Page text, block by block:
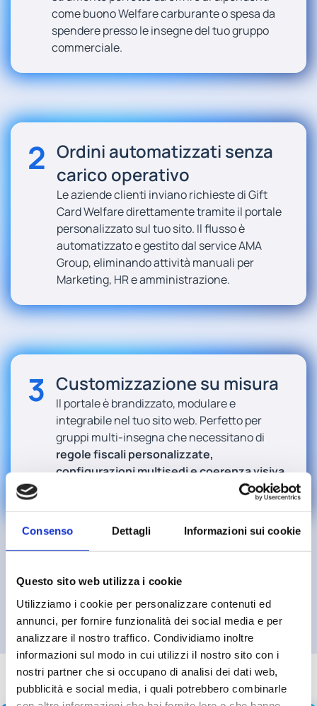
Consenso Dettagli Informazioni sui cookie
Questo sito web utilizza i cookie
Utilizziamo i cookie per personalizzare contenuti ed
annunci, per fornire funzionalità dei social media e per
analizzare il nostro traffico. Condividiamo inoltre
informazioni sul modo in cui utilizzi il nostro sito con i
nostri partner che si occupano di analisi dei dati web,
pubblicità e social media, i quali potrebbero combinarle
come buono Welfare carburante o spesa da
spendere presso le insegne del tuo gruppo
commerciale.
2 Ordini automatizzati senza
carico operativo
Le aziende clienti inviano richieste di Gift
Card Welfare direttamente tramite il portale
personalizzato sul tuo sito. Il flusso è
automatizzato e gestito dal service AMA
Group, eliminando attività manuali per
Marketing, HR e amministrazione.
3 Customizzazione su misura
Il portale è brandizzato, modulare e
integrabile nel tuo sito web. Perfetto per
gruppi multi-insegna che necessitano di
regole fiscali personalizzate,
configurazioni multisedi e coerenza visiva
Richiedi una consulenza